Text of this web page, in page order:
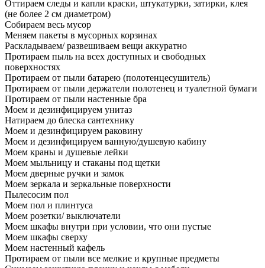
Оттираем следы и капли краски, штукатурки, затирки, клея
(не более 2 см диаметром)
Собираем весь мусор
Меняем пакеты в мусорных корзинах
Раскладываем/ развешиваем вещи аккуратно
Протираем пыль на всех доступных и свободных
поверхностях
Протираем от пыли батарею (полотенцесушитель)
Протираем от пыли держатели полотенец и туалетной бумаги
Протираем от пыли настенные бра
Моем и дезинфицируем унитаз
Натираем до блеска сантехнику
Моем и дезинфицируем раковину
Моем и дезинфицируем ванную/душевую кабину
Моем краны и душевые лейки
Моем мыльницу и стаканы под щетки
Моем дверные ручки и замок
Моем зеркала и зеркальные поверхности
Пылесосим пол
Моем пол и плинтуса
Моем розетки/ выключатели
Моем шкафы внутри при условии, что они пустые
Моем шкафы сверху
Моем настенный кафель
Протираем от пыли все мелкие и крупные предметы